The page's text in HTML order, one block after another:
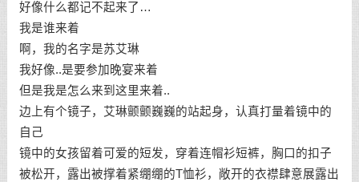
好像什么都记不起来了…
我是谁来着
啊，我的名字是苏艾琳
我好像..是要参加晚宴来着
但是我是怎么来到这里来着..
边上有个镜子，艾琳颤颤巍巍的站起身，认真打量着镜中的
自己
镜中的女孩留着可爱的短发，穿着连帽衫短裤，胸口的扣子
被松开，露出被撑着紧绷绷的T恤衫，敞开的衣襟肆意展露出